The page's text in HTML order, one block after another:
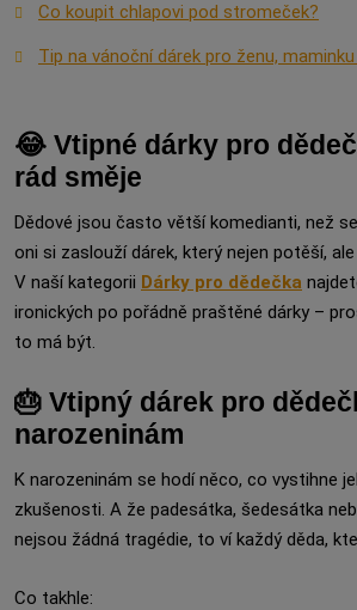
Co koupit chlapovi pod stromeček?
Tip na vánoční dárek pro ženu,
😂 Vtipné dárky pro
rád směje
Dědové jsou často větší komedianti, než
oni si zaslouží dárek, který nejen potěší,
V naší kategorii Dárky pro dědečka
ironických po pořádně praštěné dárky –
to má být.
🎂 Vtipný dárek pro
narozeninám
K narozeninám se hodí něco, co vystihne
zkušenosti. A že padesátka, šedesátka
nejsou žádná tragédie, to ví každý děda,
Co takhle: